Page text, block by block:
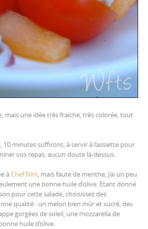
mais une idée très fraiche, très colorée, tout
10 minutes suffiront, à servir à l’assiette pour
vos repas, aucun doute là-dessus.
à Chef Nini, mais faute de menthe, j’ai un peu
une bonne huile d’olive. Etant donné
pour cette salade, choisissez des
qualité : un melon bien mûr et sucré, des
gorgées de soleil, une mozzarella de
huile d’olive.